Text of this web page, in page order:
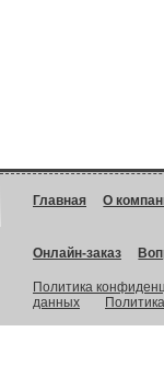
Главная О
Онлайн-заказ
Политика
данных